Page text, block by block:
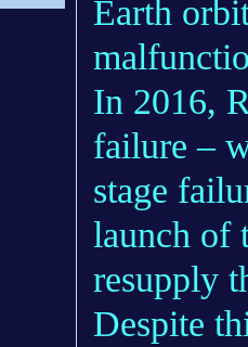
Earth
In 2016,
failure –
stage
launch of
resupply
Despite